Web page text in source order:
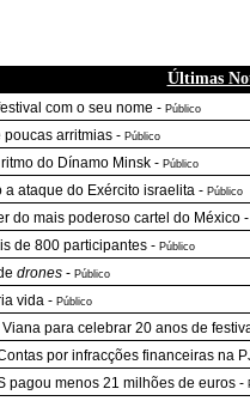
Últimas
com o seu nome - Público
poucas arritmias - Público
do Dínamo Minsk - Público
ataque do Exército israelita - Público
do mais poderoso cartel do México -
de 800 participantes - Público
drones - Público
vida - Público
para celebrar 20 anos de
por infracções financeiras na
pagou menos 21 milhões de euros -